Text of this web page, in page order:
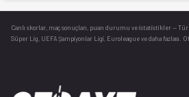
Canlı skorlar , maç sonuçları, puan durumu ve istatistikler —
Süper Lig, UEFA Şampiyonlar Ligi, Euroleague ve daha fazlası.